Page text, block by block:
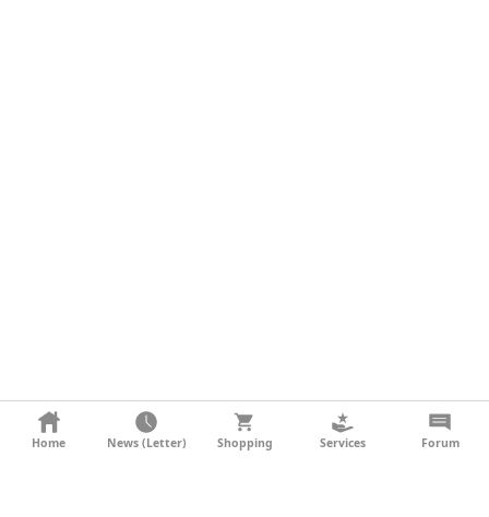
KONTAKT
Home News (Letter) Shopping Services Forum